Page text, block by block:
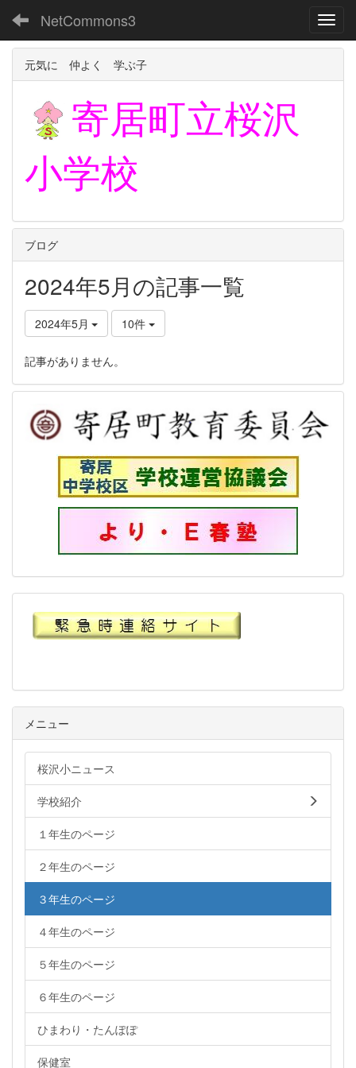
NetCommons3
元気に 仲よく 学ぶ子
寄居町立桜沢
小学校
ブログ
2024年5月の記事一覧
2024年5月 10件
記事がありません。
メニュー
桜沢小ニュース
学校紹介
１年生のページ
２年生のページ
３年生のページ
４年生のページ
５年生のページ
６年生のページ
ひまわり・たんぽぽ
保健室